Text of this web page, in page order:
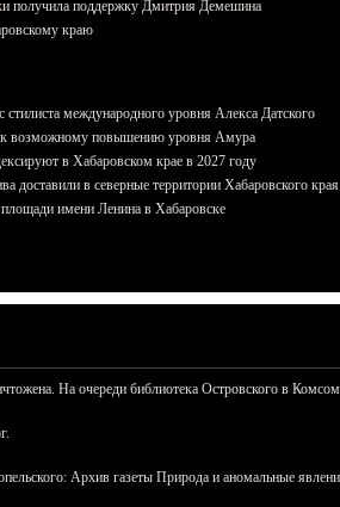
получила поддержку Дмитрия Демешина
краю
международного уровня Алекса Датского
к возможному повышению уровня Амура
в Хабаровском крае в 2027 году
доставили в северные территории Хабаровского края
имени Ленина в Хабаровске
На очереди библиотека Островского в
Архив газеты Природа и аномальные